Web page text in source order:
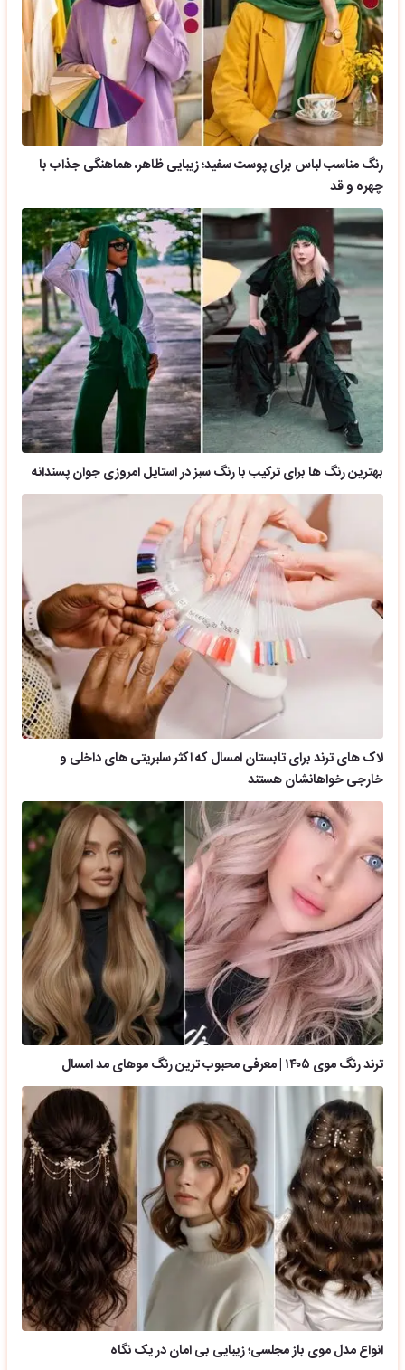
رنگ مناسب لباس برای پوست سفید؛ زیبایی ظاهر، هماهنگی جذاب با
چهره و قد
بهترین رنگ ها برای ترکیب با رنگ سبز در استایل امروزی جوان پسندانه
لاک های ترند برای تابستان امسال که اکثر سلبریتی های داخلی و
خارجی خواهانشان هستند
ترند رنگ موی ۱۴۰۵ | معرفی محبوب ترین رنگ موهای مد امسال
انواع مدل موی باز مجلسی؛ زیبایی بی امان در یک نگاه